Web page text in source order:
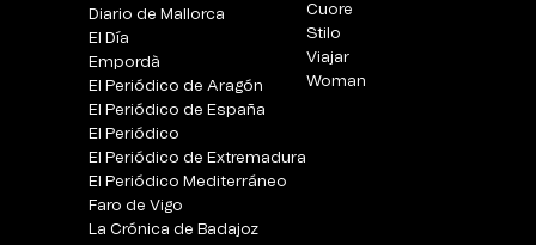
Diario de Mallorca
El Día
Empordà
El Periódico de Aragón
El Periódico de España
El Periódico
El Periódico de Extremadura
El Periódico Mediterráneo
Faro de Vigo
La Crónica de Badajoz
Cuore
Stilo
Viajar
Woman